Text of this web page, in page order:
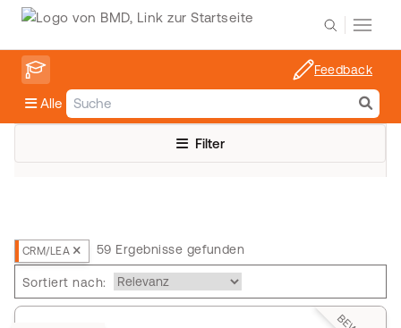
Alle
Feedback
Filter
CRM/LEA 59 Ergebnisse gefunden
Sortiert nach: